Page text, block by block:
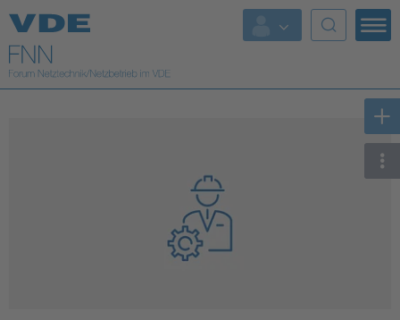
Top Themen
Fokusthemen